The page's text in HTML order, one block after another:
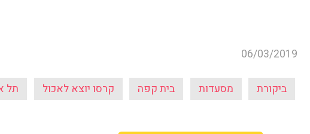
06/03/2019
ביקורת מסעדות בית קפה קרסו יוצא לאכול תל